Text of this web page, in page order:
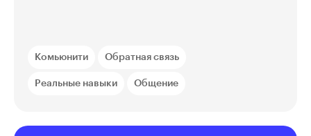
Комьюнити Обратная связь
Реальные навыки Общение